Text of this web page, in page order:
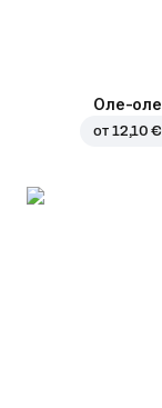
Оле-оле
от 12,10 €